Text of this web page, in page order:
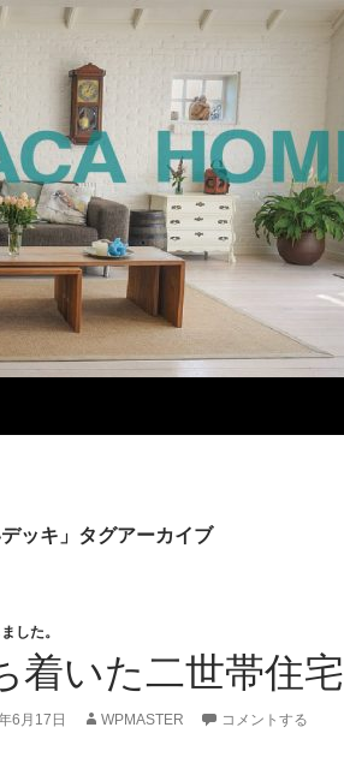
デッキ」タグアーカイブ
した。
着いた二世帯住宅
6月17日 WPMASTER コメントする